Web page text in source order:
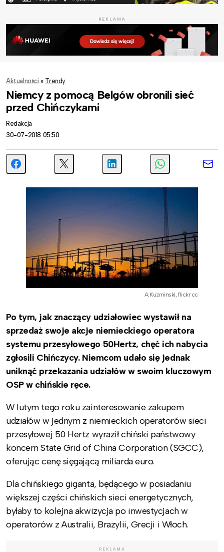
REKLAMA
Aktualności » Trendy
Niemcy z pomocą Belgów obronili sieć
przed Chińczykami
Redakcja
30-07-2018 05:50
A.Kuzminski, flickr cc
Po tym, jak znaczący udziałowiec wystawił na
sprzedaż swoje akcje niemieckiego operatora
systemu przesyłowego 50Hertz, chęć ich nabycia
zgłosili Chińczycy. Niemcom udało się jednak
uniknąć przekazania udziałów w swoim kluczowym
OSP w chińskie ręce.
W lutym tego roku zainteresowanie zakupem
udziałów w jednym z niemieckich operatorów sieci
przesyłowej 50 Hertz wyraził chiński państwowy
koncern State Grid of China Corporation (SGCC),
oferując cenę sięgającą miliarda euro.
Dla chińskiego giganta, będącego w posiadaniu
większej części chińskich sieci energetycznych,
byłaby to kolejna akwizycja po inwestycjach w
operatorów z Australii, Brazylii, Grecji i Włoch.
REKLAMA